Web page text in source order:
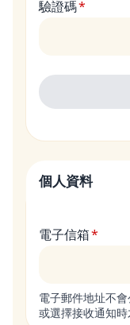
驗證碼
個人資料
電子信箱
電子郵件地址不
或選擇接收通知時